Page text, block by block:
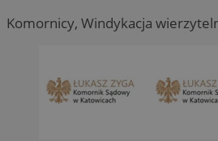
Komornicy, Windykacja